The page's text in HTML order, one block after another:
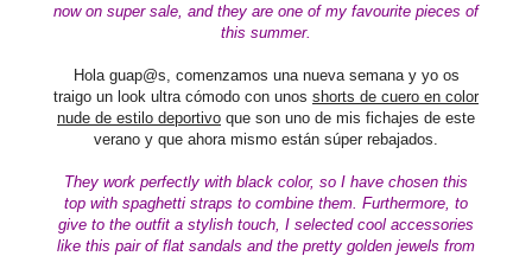
now on super sale, and they are one of my favourite pieces of
this summer.
Hola guap@s, comenzamos una nueva semana y yo os
traigo un look ultra cómodo con unos shorts de cuero en color
nude de estilo deportivo que son uno de mis fichajes de este
verano y que ahora mismo están súper rebajados.
They work perfectly with black color, so I have chosen this
top with spaghetti straps to combine them. Furthermore, to
give to the outfit a stylish touch, I selected cool accessories
like this pair of flat sandals and the pretty golden jewels from